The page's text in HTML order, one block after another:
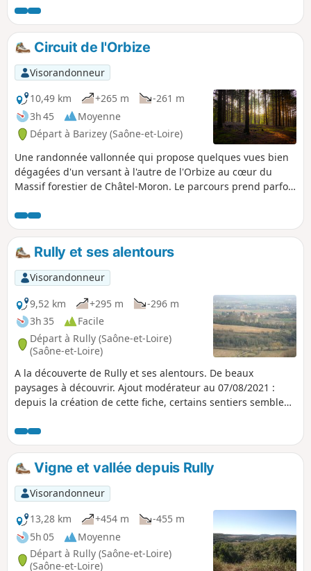
des vallée de la Saône et de la Grosne, sur lequel domine
son église romane millénaire. Descente en direction du Parc
de Ruffey avec son arboretum et son verger conservatoire à
découvrir.
Circuit de l'Orbize
Visorandonneur
10,49 km
+265 m
-261 m
3h 45
Moyenne
Départ à Barizey (Saône-et-Loire)
Une randonnée vallonnée qui propose quelques vues bien
dégagées d'un versant à l'autre de l'Orbize au cœur du
Massif forestier de Châtel-Moron. Le parcours prend parfois
présente pas de grosses difficultés tout en restant
suffisamment ombragé pour s'envisager à la belle saison.
Rully et ses alentours
Visorandonneur
9,52 km
+295 m
-296 m
3h 35
Facile
Départ à Rully (Saône-et-Loire)
(Saône-et-Loire)
A la découverte de Rully et ses alentours. De beaux
paysages à découvrir. Ajout modérateur au 07/08/2021 :
depuis la création de cette fiche, certains sentiers semblent
Vigne et vallée depuis Rully
Visorandonneur
13,28 km
+454 m
-455 m
5h 05
Moyenne
Départ à Rully (Saône-et-Loire)
(Saône-et-Loire)